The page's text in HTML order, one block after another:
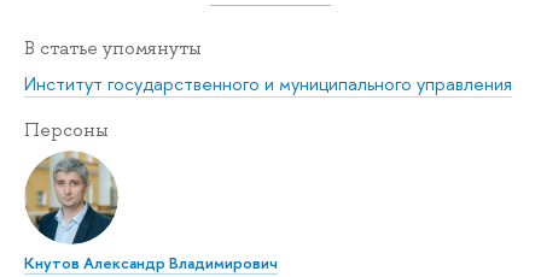
В статье упомянуты
Институт государственного и муниципального управления
Персоны
Кнутов Александр Владимирович